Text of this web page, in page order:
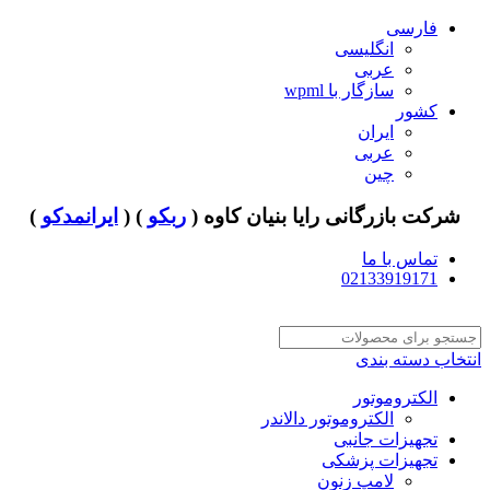
فارسی
انگلیسی
عربی
سازگار با wpml
کشور
ایران
عربی
چین
شرکت بازرگانی رایا بنیان کاوه ( ربکو ) ( ایرانمدکو )
تماس با ما
02133919171
انتخاب دسته بندی
الکتروموتور
الکتروموتور دالاندر
تجهیزات جانبی
تجهیزات پزشکی
لامپ زنون